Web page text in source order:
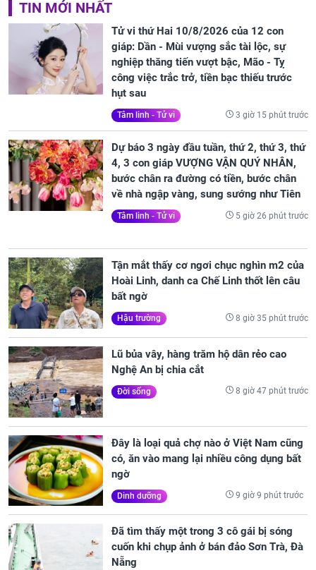
TIN MỚI NHẤT
Tử vi thứ Hai 10/8/2026 của 12 con
giáp: Dần - Mùi vượng sắc tài lộc, sự
nghiệp thăng tiến vượt bậc, Mão - Tỵ
công việc trắc trở, tiền bạc thiếu trước
hụt sau
Tâm linh - Tử vi 3 giờ 15 phút trước
Dự báo 3 ngày đầu tuần, thứ 2, thứ 3, thứ
4, 3 con giáp VƯỢNG VẬN QUÝ NHÂN,
bước chân ra đường có tiền, bước chân
về nhà ngập vàng, sung sướng như Tiên
Tâm linh - Tử vi 5 giờ 26 phút trước
Tận mắt thấy cơ ngơi chục nghìn m2 của
Hoài Linh, danh ca Chế Linh thốt lên câu
bất ngờ
Hậu trường 8 giờ 35 phút trước
Lũ bủa vây, hàng trăm hộ dân rẻo cao
Nghệ An bị chia cắt
Đời sống 8 giờ 47 phút trước
Đây là loại quả chợ nào ở Việt Nam cũng
có, ăn vào mang lại nhiều công dụng bất
ngờ
Dinh dưỡng 9 giờ 9 phút trước
Đã tìm thấy một trong 3 cô gái bị sóng
cuốn khi chụp ảnh ở bán đảo Sơn Trà, Đà
Nẵng